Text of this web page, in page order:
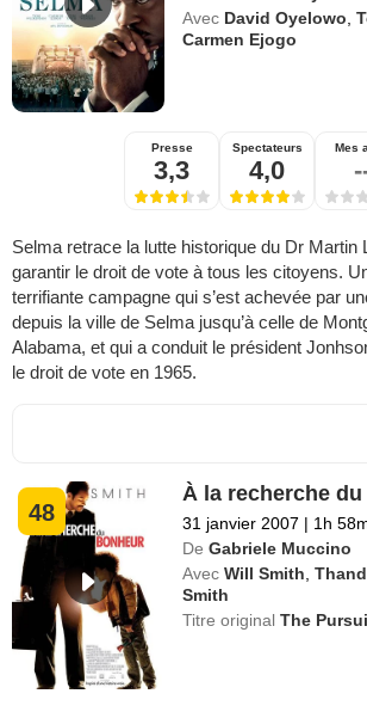
Avec David Oyelowo ,
Carmen Ejogo
Presse
3,3
Spectateurs
4,0
Mes
Selma retrace la lutte historique du Dr Martin
garantir le droit de vote à tous les citoyens.
terrifiante campagne qui s’est achevée par
depuis la ville de Selma jusqu’à celle de
Alabama, et qui a conduit le président
le droit de vote en 1965.
48
À la recherche
31 janvier 2007 | 1h
De Gabriele Muccino
Avec Will Smith ,
Smith
Titre originalThe